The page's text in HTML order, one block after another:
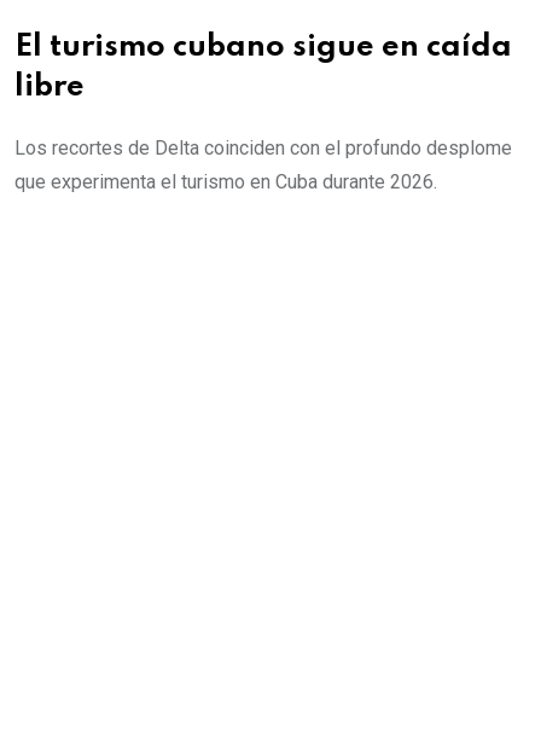
El turismo cubano sigue en caída
libre
Los recortes de Delta coinciden con el profundo desplome
que experimenta el turismo en Cuba durante 2026.